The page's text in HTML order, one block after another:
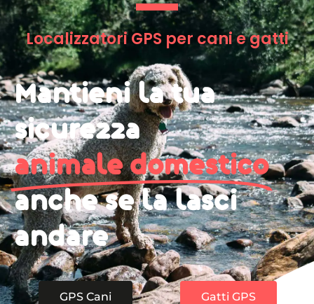
Localizzatori GPS per cani e gatti
Mantieni la tua
sicurezza
animale domestico
anche se la lasci
andare
GPS Cani Gatti GPS